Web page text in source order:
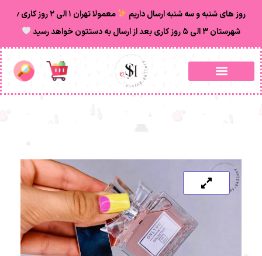
روز های شنبه و سه شنبه ارسال داریم
معمولا تهران ۱ الی ۲ روز‌ کاری ٫
شهرستان ۳ الی ۵ روز کاری بعد از ارسال به دستتون خواهد رسید